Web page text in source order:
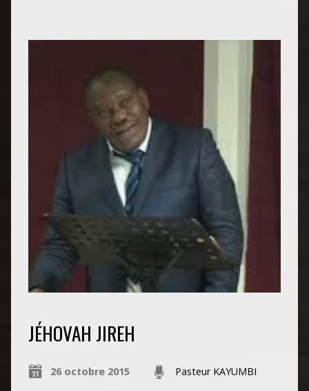
JÉHOVAH JIREH
26 octobre 2015 Pasteur KAYUMBI